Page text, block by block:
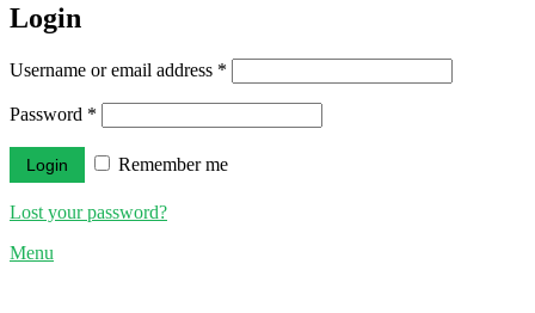
Login
Username or email address *
Password *
Remember me
Lost your password?
Menu